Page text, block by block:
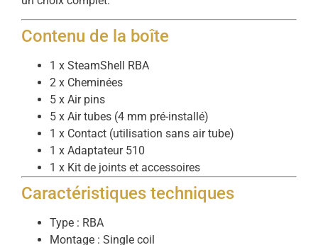
Contenu de la boîte
1 x SteamShell RBA
2 x Cheminées
5 x Air pins
5 x Air tubes (4 mm pré-installé)
1 x Contact (utilisation sans air tube)
1 x Adaptateur 510
1 x Kit de joints et accessoires
Caractéristiques techniques
Type : RBA
Montage : Single coil